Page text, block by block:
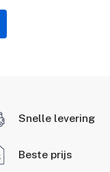
Snelle levering
Beste prijs